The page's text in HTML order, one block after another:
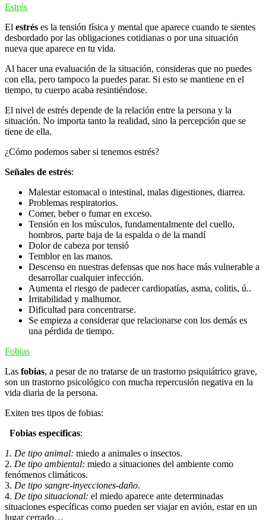
Estrés
El estrés es la tensión física y mental que aparece cuando te sientes
desbordado por las obligaciones cotidianas o por una situación
nueva que aparece en tu vida.
Al hacer una evaluación de la situación, consideras que no puedes
con ella, pero tampoco la puedes parar. Si esto se mantiene en el
tiempo, tu cuerpo acaba resintiéndose.
El nivel de estrés depende de la relación entre la persona y la
situación. No importa tanto la realidad, sino la percepción que se
tiene de ella.
¿Cómo podemos saber si tenemos estrés?
Señales de estrés:
Malestar estomacal o intestinal, malas digestiones, diarrea.
Problemas respiratorios.
Comer, beber o fumar en exceso.
Tensión en los músculos, fundamentalmente del cuello,
hombros, parte baja de la espalda o de la mandí
Dolor de cabeza por tensió
Temblor en las manos.
Descenso en nuestras defensas que nos hace más vulnerable a
desarrollar cualquier infección.
Aumenta el riesgo de padecer cardiopatías, asma, colitis, ú..
Irritabilidad y malhumor.
Dificultad para concentrarse.
Se empieza a considerar que relacionarse con los demás es
una pérdida de tiempo.
Fobias
Las fobias, a pesar de no tratarse de un trastorno psiquiátrico grave,
son un trastorno psicológico con mucha repercusión negativa en la
vida diaria de la persona.
Exiten tres tipos de fobias:
Fobias específicas:
1. De tipo animal: miedo a animales o insectos.
2. De tipo ambiental: miedo a situaciones del ambiente como
fenómenos climáticos.
3. De tipo sangre-inyecciones-daño.
4. De tipo situacional: el miedo aparece ante determinadas
situaciones específicas como pueden ser viajar en avión, estar en un
lugar cerrado…